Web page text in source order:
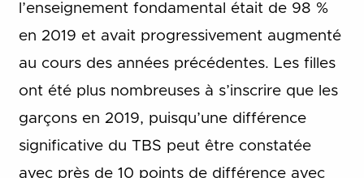
l’enseignement fondamental était de 98 %
en 2019 et avait progressivement augmenté
au cours des années précédentes. Les filles
ont été plus nombreuses à s’inscrire que les
garçons en 2019, puisqu’une différence
significative du TBS peut être constatée
avec près de 10 points de différence avec